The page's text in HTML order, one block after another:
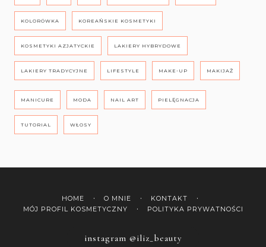
KOLORÓWKA KOREAŃSKIE KOSMETYKI
KOSMETYKI AZJATYCKIE LAKIERY HYBRYDOWE
LAKIERY TRADYCYJNE LIFESTYLE MAKE-UP MAKIJAŻ
MANICURE MODA NAIL ART PIELĘGNACJA
TUTORIAL WŁOSY
HOME O MNIE
KONTAKT
MÓJ PROFIL KOSMETYCZNY
POLITYKA PRYWATNOŚCI
instagram @iliz_beauty